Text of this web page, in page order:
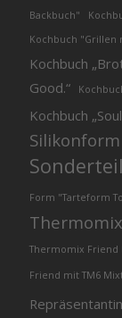
Backbuch"
Kochbuch "Grillen
Kochbuch
Good.“
Kochbuch
Form "Tarteform
Thermomix Friend
Friend mit TM6
Repräsentantin